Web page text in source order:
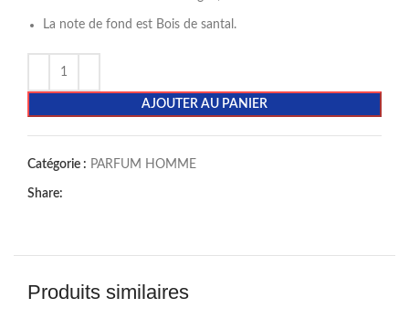
La note de fond est Bois de santal.
AJOUTER AU PANIER
Catégorie : PARFUM HOMME
Share:
Produits similaires